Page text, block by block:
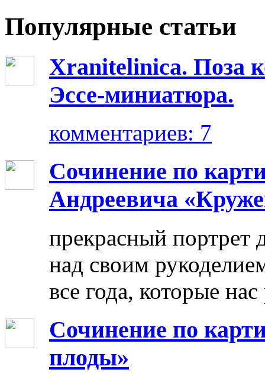
Популярные статьи
Xranitelinica. Поза
Эссе-миниатюра.
комментариев: 7
Сочинение по
Андреевича
прекрасный портрет
над своим
все года, которые
Сочинение по
плоды»